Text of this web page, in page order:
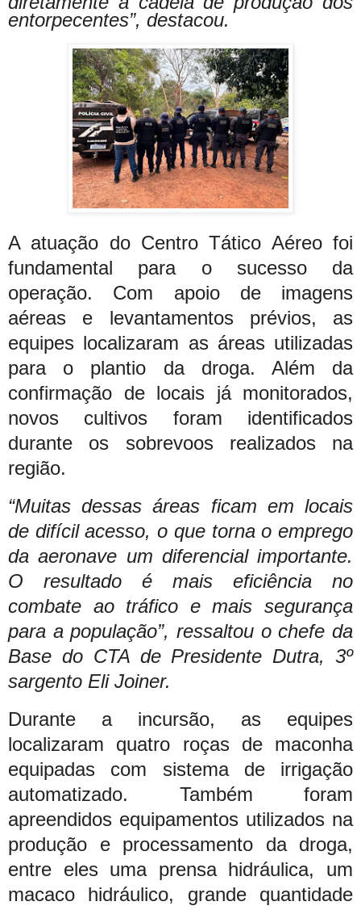
entorpecentes”, destacou.
A atuação do Centro Tático Aéreo foi
fundamental para o sucesso da
operação. Com apoio de imagens
aéreas e levantamentos prévios, as
equipes localizaram as áreas utilizadas
para o plantio da droga. Além da
confirmação de locais já monitorados,
novos cultivos foram identificados
durante os sobrevoos realizados na
região.
“Muitas dessas áreas ficam em locais
de difícil acesso, o que torna o emprego
da aeronave um diferencial importante.
O resultado é mais eficiência no
combate ao tráfico e mais segurança
para a população”, ressaltou o chefe da
Base do CTA de Presidente Dutra, 3º
sargento Eli Joiner.
Durante a incursão, as equipes
localizaram quatro roças de maconha
equipadas com sistema de irrigação
automatizado. Também foram
apreendidos equipamentos utilizados na
produção e processamento da droga,
entre eles uma prensa hidráulica, um
macaco hidráulico, grande quantidade